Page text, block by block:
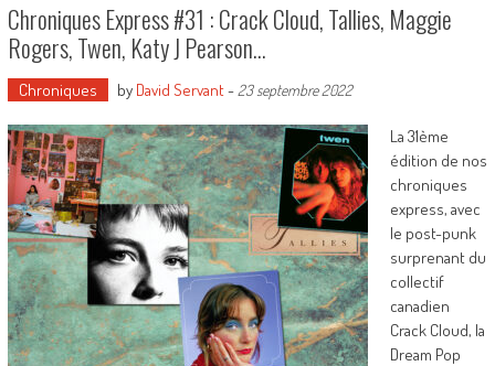
Chroniques Express #31 : Crack Cloud, Tallies, Maggie
Rogers, Twen, Katy J Pearson…
Chroniques by David Servant- 23 septembre 2022
La 31ème
édition de nos
chroniques
express, avec
le post-punk
surprenant du
collectif
canadien
Crack Cloud, la
Dream Pop